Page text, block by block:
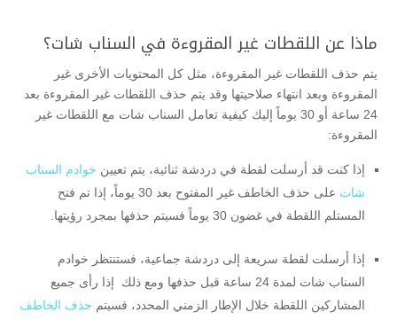
ماذا عن اللقطات غير المقروءة في السناب شات؟
يتم حذف اللقطات غير المقروءة، مثل كل المحتويات الأخرى غير
المقروءة وبعد انتهاء صلاحيتها وقد يتم حذف اللقطات غير المقروءة بعد
24 ساعة أو 30 يوماً إليك كيفية تعامل السناب شات مع اللقطات غير
المقروءة:
إذا كنت قد أرسلت لقطة في دردشة ثنائية، يتم تعيين خوادم السناب
شات
على حذف الخاطف غير المفتوح بعد 30 يوماً، إذا تم فتح
المستلم اللقطة في غضون 30 يوماً فسيتم حذفها بمجرد رؤيتها.
إذا أرسلت لقطة سريعة إلى دردشة جماعية، فستنتظر خوادم
السناب شات لمدة 24 ساعة قبل حذفها ومع ذلك إذا رأى جميع
المشاركين اللقطة خلال الإطار الزمني المحدد، فسيتم حذف الخاطف